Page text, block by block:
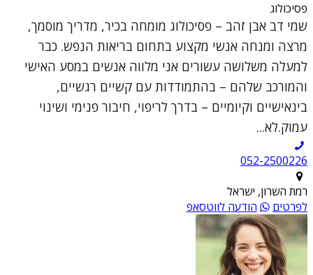
פסיכולוג
שמי דב אבן זהב – פסיכולוג מומחה בכיר, מדריך מוסמך,
מרצה ומנחה אנשי מקצוע בתחום בריאות הנפש. כבר
למעלה משלושה עשורים אני מלווה אנשים במסע האישי
והמורכב שלהם – בהתמודדות עם קשיים רגשיים,
בינאישיים וקיומיים – בדרך לריפוי, חיבור פנימי ושינוי
עמוק.לא...
052-2500226
רמת השרון, ישראל
לפרטים
הודעה לווטסאפ